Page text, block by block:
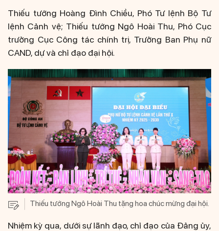
Thiếu tướng Hoàng Đình Chiều, Phó Tư lệnh Bộ Tư
lệnh Cảnh vệ; Thiếu tướng Ngô Hoài Thu, Phó Cục
trưởng Cục Công tác chính trị, Trưởng Ban Phụ nữ
CAND, dự và chỉ đạo đại hội.
Thiếu tướng Ngô Hoài Thu tặng hoa chúc mừng đại hội.
Nhiệm kỳ qua, dưới sự lãnh đạo, chỉ đạo của Đảng ủy,